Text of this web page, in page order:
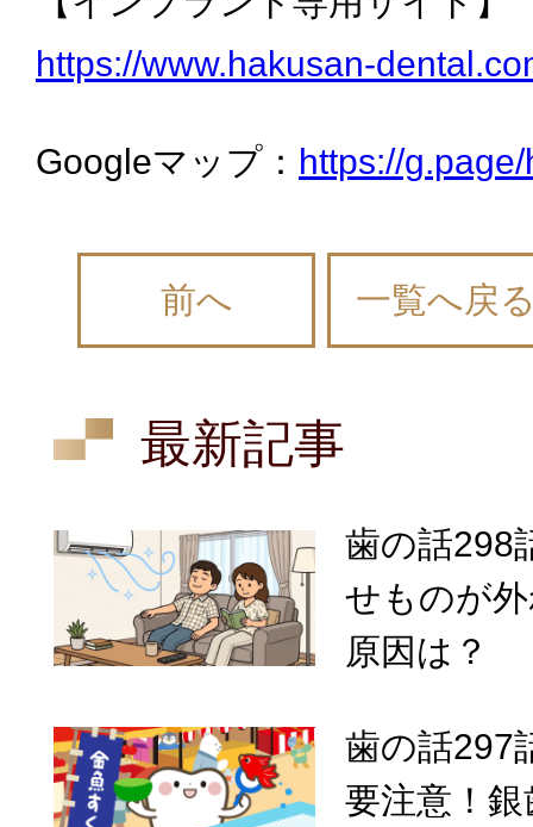
https://www.hakusan-
Googleマップ： https://
前へ 一覧へ戻
最新記事
歯の話298
せものが
原因は？
歯の話
要注意！